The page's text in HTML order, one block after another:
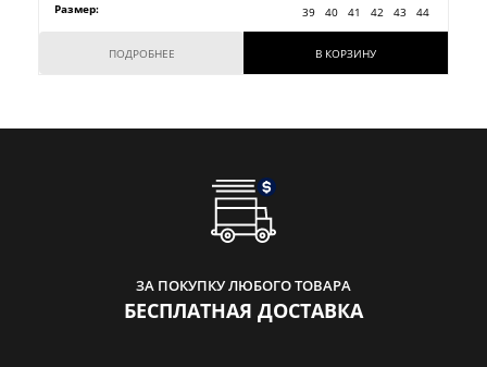
Размер: 39 40 41 42 43 44
ПОДРОБНЕЕ В КОРЗИНУ
ЗА ПОКУПКУ ЛЮБОГО ТОВАРА
БЕСПЛАТНАЯ ДОСТАВКА